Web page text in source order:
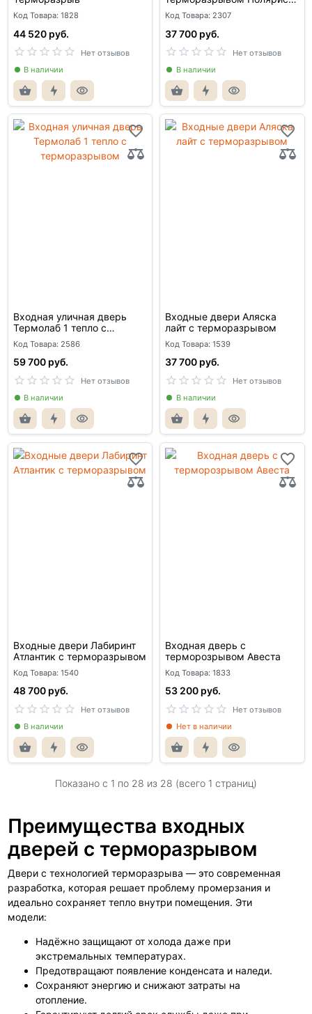
Код Товара: 1828
44 520 руб.
Нет отзывов
В наличии
лайт
Код Товара: 2307
37 700 руб.
Нет отзывов
В наличии
Входная уличная дверь
Термолаб 1 тепло с
терморазрывом
Код Товара: 2586
59 700 руб.
Нет отзывов
В наличии
Входные двери Аляска
лайт с терморазрывом
Код Товара: 1539
37 700 руб.
Нет отзывов
В наличии
Входные двери Лабиринт
Атлантик с терморазрывом
Код Товара: 1540
48 700 руб.
Нет отзывов
В наличии
Входная дверь с
терморозрывом Авеста
Код Товара: 1833
53 200 руб.
Нет отзывов
Нет в наличии
Показано с 1 по 28 из 28 (всего 1 страниц)
Преимущества входных
дверей с терморазрывом
Двери с технологией терморазрыва — это современная
разработка, которая решает проблему промерзания и
идеально сохраняет тепло внутри помещения. Эти
модели:
Надёжно защищают от холода даже при
экстремальных температурах.
Предотвращают появление конденсата и наледи.
Сохраняют энергию и снижают затраты на
отопление.